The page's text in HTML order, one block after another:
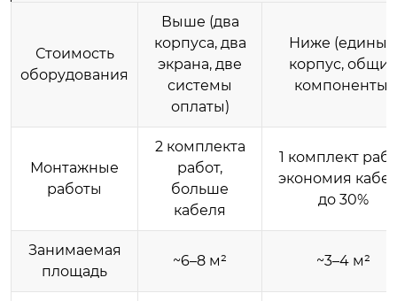
Стоимость
оборудования
Выше (два
корпуса, два
экрана, две
системы
оплаты)
Ниже (единый
корпус, общие
компоненты)
Монтажные
работы
2 комплекта
работ,
больше
кабеля
1 комплект
экономия
до 30%
Занимаемая
площадь
~6–8 м² ~3–4 м²